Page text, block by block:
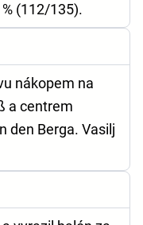
(112/135).
nákopem na
a centrem
den Berga. Vasilj